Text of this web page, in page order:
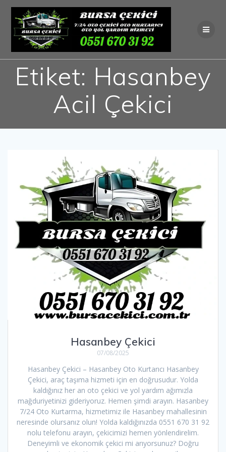
Skip
to
content
Etiket: Hasanbey
Acil Çekici
Hasanbey Çekici
07/08/2025
Hasanbey Çekici – Hasanbey Oto Kurtarıcı Hasanbey
Çekici, araç taşıma hizmeti için en doğrusudur. Yolda
kaldığınız her an oto çekici ve yol yardım ağımızla
mağduriyetinizi gideriyoruz. Hemen şimdi arayın. Hasanbey
7/24 Oto Kurtarma, hizmetimiz ile Hasanbey mahallesinin
neresinde olursanız olun! Yolda kaldığınızda 0551 670 31 92
nolu telefonu arayın, çekicimizi hemen yönlendirelim.
Deneyimli ve ekonomik çekici mi arıyorsunuz? Doğru